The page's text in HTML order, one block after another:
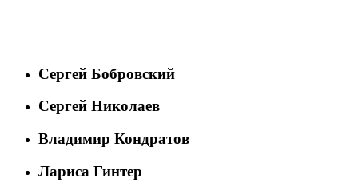
Сергей Бобровский
Сергей Николаев
Владимир Кондратов
Лариса Гинтер